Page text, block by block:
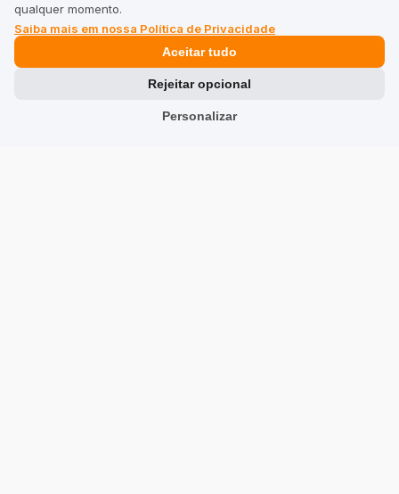
TrustMate
Contato
Avaliações sobre Nós
Parceiros
qualquer momento.
Saiba mais em nossa Política de Privacidade
Personalizar
Rejeitar opcional
Aceitar tudo